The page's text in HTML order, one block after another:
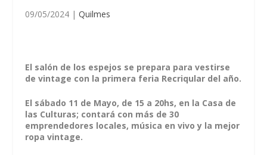
09/05/2024 |Quilmes
El salón de los espejos se prepara para vestirse
de vintage con la primera feria Recriqular del año.
El sábado 11 de Mayo, de 15 a 20hs, en la Casa de
las Culturas; contará con más de 30
emprendedores locales, música en vivo y la mejor
ropa vintage.